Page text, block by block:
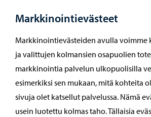
Markkinointievästeet
Markkinointievästeiden avulla voimme
ja valittujen kolmansien osapuolien
markkinointia palvelun ulkopuolisilla
esimerkiksi sen mukaan, mitä kohteita
sivuja olet katsellut palvelussa. Nämä
usein luotettu kolmas taho. Tällaisia